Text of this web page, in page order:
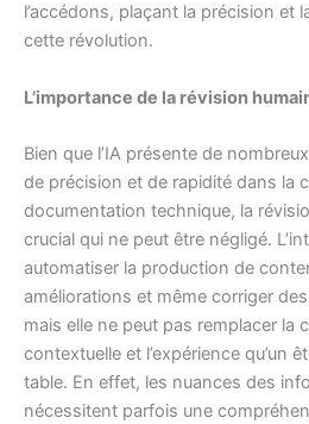
l’accédons, plaçant la précision et
cette révolution.
L’importance de la révision
Bien que l’IA présente de
de précision et de rapidité dans la
documentation technique, la
crucial qui ne peut être négligé.
automatiser la production de
améliorations et même corriger
mais elle ne peut pas remplacer la
contextuelle et l’expérience qu’un
table. En effet, les nuances des
nécessitent parfois une